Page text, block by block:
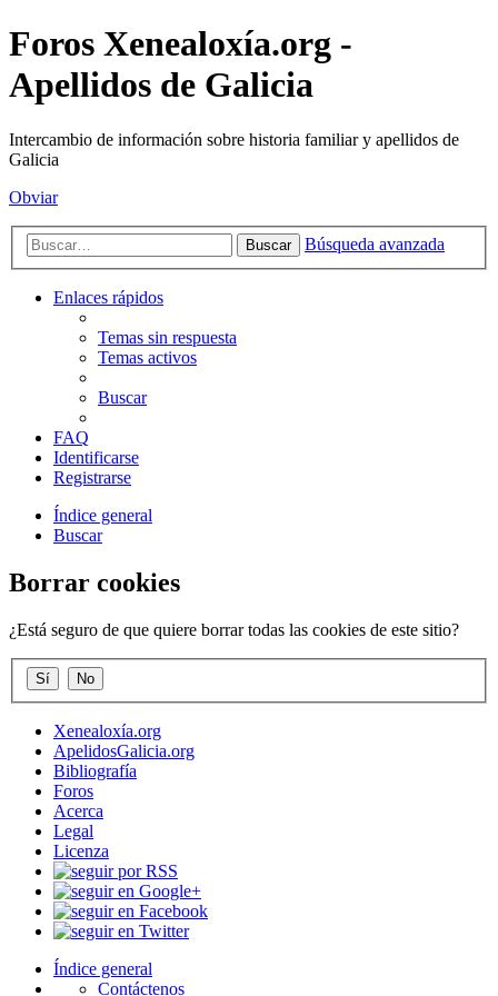
Foros Xenealoxía.org -
Apellidos de Galicia
Intercambio de información sobre historia familiar y apellidos de
Galicia
Obviar
Buscar Búsqueda avanzada
Enlaces rápidos
Temas sin respuesta
Temas activos
Buscar
FAQ
Identificarse
Registrarse
Índice general
Buscar
Borrar cookies
¿Está seguro de que quiere borrar todas las cookies de este sitio?
Xenealoxía.org
ApelidosGalicia.org
Bibliografía
Foros
Acerca
Legal
Licenza
Índice general
Contáctenos